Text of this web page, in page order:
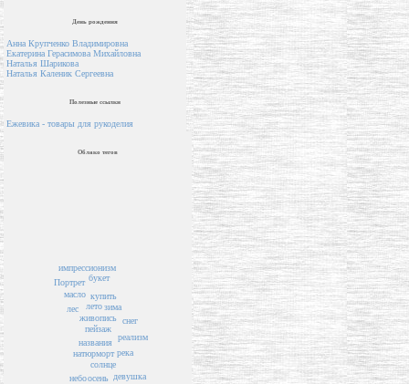
День рождения
Анна Крупченко Владимировна
Екатерина Герасимова Михайловна
Наталья Шарикова
Наталья Каленик Сергеевна
Полезные ссылки
Ежевика - товары для рукоделия
Облако тегов
пейзаж
названия
живопись
лето
натюрморт
купить
солнце
лес зима
осень
букет
масло
река
снег
реализм
небо
импрессионизм
Портрет
девушка